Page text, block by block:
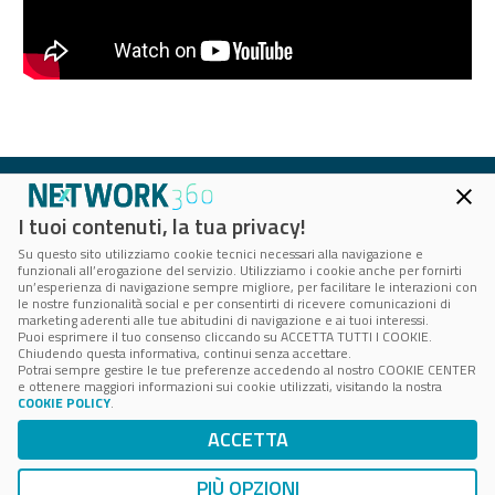
il
monitoraggiodei contenuti promozionali
condivisi con gli operatori sanitari
contenuti promozionale da condividere con i
customer
Per soddisfare questi obiettivi, Organon aveva bisogno di
un sistema di tagging dei contenuti efficace e
principalmente automatizzato, che superasse i limiti di
una attività storicamente labour intensive, time
consuming e con risultati talvolta non omogenei (es. tag
incoerenti, incompleti o addirittura assenti).
2.Descrizione della
soluzione
Lyriko Content Auto-Tagging
Nextwork360 S.r.l. Via Moretto da Brescia 22 – 20133 Milano
(MI)
P.IVA: 13868590962© 2026 Nextwork360. All Rights
Reserved.
Privacy Policy|Cookie Policy|Cookie Center
I tuoi contenuti, la tua privacy!
Su questo sito utilizziamo cookie tecnici necessari alla navigazione e
funzionali all’erogazione del servizio. Utilizziamo i cookie anche per fornirti
un’esperienza di navigazione sempre migliore, per facilitare le interazioni con
le nostre funzionalità social e per consentirti di ricevere comunicazioni di
marketing aderenti alle tue abitudini di navigazione e ai tuoi interessi.
Puoi esprimere il tuo consenso cliccando su ACCETTA TUTTI I COOKIE.
Chiudendo questa informativa, continui senza accettare.
Potrai sempre gestire le tue preferenze accedendo al nostro COOKIE CENTER
e ottenere maggiori informazioni sui cookie utilizzati, visitando la nostra
COOKIE POLICY.
ACCETTA
PIÙ OPZIONI